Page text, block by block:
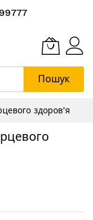
Пошук
здоров’я